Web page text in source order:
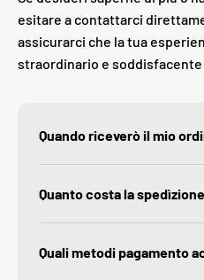
esitare a contattarci
assicurarci che la tua
straordinario e
Quando riceverò il mio
Quanto costa la
Quali metodi pagamento